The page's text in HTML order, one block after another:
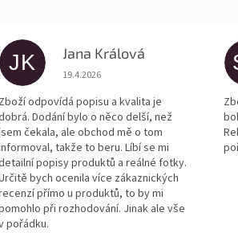
JK Jana Králová
Hodnocení obchodu je 5 z 5
19.4.2026
Zboží odpovídá popisu a kvalita je
Dodání bylo o něco delší, než
čekala, ale obchod mě o tom
takže to beru. Líbí se mi
popisy produktů a reálné fotky.
bych ocenila více zákaznických
přímo u produktů, to by mi
při rozhodování. Jinak ale vše
pořádku.